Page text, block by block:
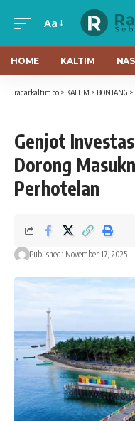
Aa
HOME KALTIM
radarkaltim.co > KALTIM > BONTANG >
Genjot
Dorong
Perhotelan
Published: November 17, 2025